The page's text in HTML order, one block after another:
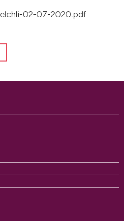
02-07-2020.pdf